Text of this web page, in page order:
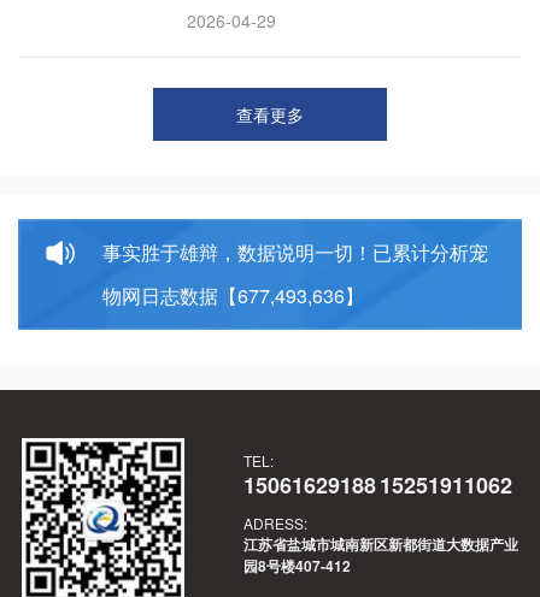
方，类似“星图+SEM”的AI版。文章为上述困
任AI给我的购物建议？都说AI会取代电商，但
率，却面临裁判员与运动员合一的信任危
机。平台在用户体验与商业变现间难求公
未改变。
2026-04-29
查看更多
事实胜于雄辩，数据说明一切！已累计分析宠
物网日志数据【677,493,636】
TEL:
1506162918815251911062
ADRESS:
江苏省盐城市城南新区新都街道大数据产业
园8号楼407-412